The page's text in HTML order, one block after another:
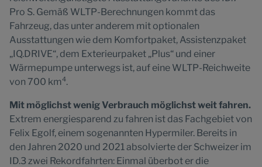
Pro S. Gemäß WLTP-Berechnungen kommt das
Fahrzeug, das unter anderem mit optionalen
Ausstattungen wie dem Komfortpaket, Assistenzpaket
„IQ.DRIVE“, dem Exterieurpaket „Plus“ und einer
Wärmepumpe unterwegs ist, auf eine WLTP-Reichweite
von 700 km4.
Mit möglichst wenig Verbrauch möglichst weit fahren.
Extrem energiesparend zu fahren ist das Fachgebiet von
Felix Egolf, einem sogenannten Hypermiler. Bereits in
den Jahren 2020 und 2021 absolvierte der Schweizer im
ID.3 zwei Rekordfahrten: Einmal überbot er die